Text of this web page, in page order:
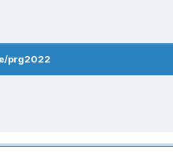
prg2022